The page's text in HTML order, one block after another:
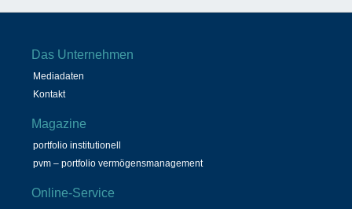
Das Unternehmen
Mediadaten
Kontakt
Magazine
portfolio institutionell
pvm – portfolio vermögensmanagement
Online-Service